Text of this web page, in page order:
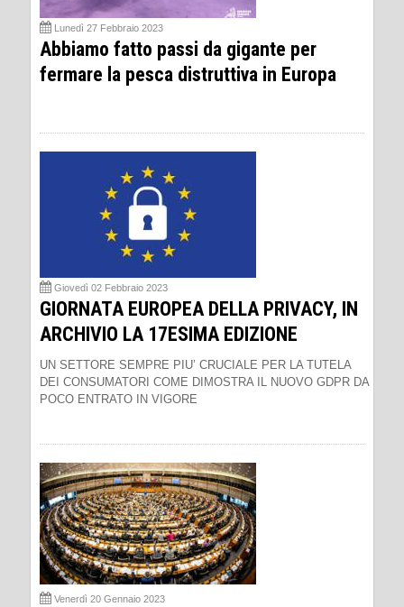
Lunedì 27 Febbraio 2023
Abbiamo fatto passi da gigante per
fermare la pesca distruttiva in Europa
Giovedì 02 Febbraio 2023
GIORNATA EUROPEA DELLA PRIVACY, IN
ARCHIVIO LA 17ESIMA EDIZIONE
UN SETTORE SEMPRE PIU’ CRUCIALE PER LA TUTELA
DEI CONSUMATORI COME DIMOSTRA IL NUOVO GDPR DA
POCO ENTRATO IN VIGORE
Venerdì 20 Gennaio 2023